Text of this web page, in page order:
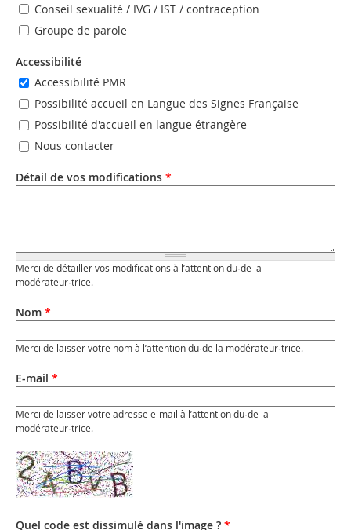
Conseil sexualité / IVG / IST / contraception
Groupe de parole
Accessibilité
Accessibilité PMR
Possibilité accueil en Langue des Signes Française
Possibilité d'accueil en langue étrangère
Nous contacter
Détail de vos modifications *
Merci de détailler vos modifications à l’attention du·de la
modérateur·trice.
Nom *
Merci de laisser votre nom à l’attention du·de la modérateur·trice.
E-mail *
Merci de laisser votre adresse e-mail à l’attention du·de la
modérateur·trice.
Quel code est dissimulé dans l'image ? *